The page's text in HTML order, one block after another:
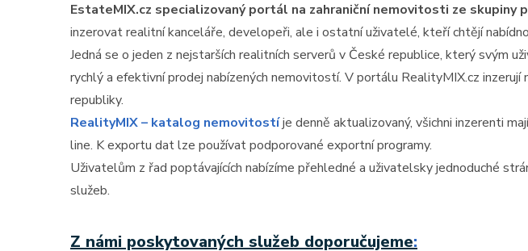
EstateMIX.cz specializovaný portál na zahraniční nemovitosti ze skupiny
inzerovat realitní kanceláře, developeři, ale i ostatní uživatelé, kteří chtějí
Jedná se o jeden z nejstarších realitních serverů v České republice, který svým
rychlý a efektivní prodej nabízených nemovitostí. V portálu RealityMIX.cz
republiky.
RealityMIX – katalog nemovitostíje denně aktualizovaný, všichni inzerenti
line. K exportu dat lze používat podporované exportní programy.
Uživatelům z řad poptávajících nabízíme přehledné a uživatelsky jednoduché
služeb.
Z námi poskytovaných služeb doporučujeme: